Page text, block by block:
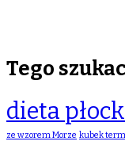
Tego
dieta płock
ze wzorem Morze kubek